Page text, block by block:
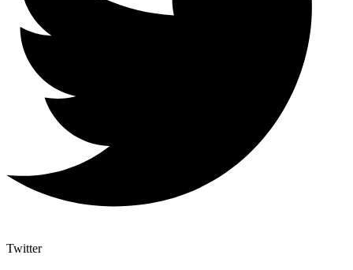
Twitter